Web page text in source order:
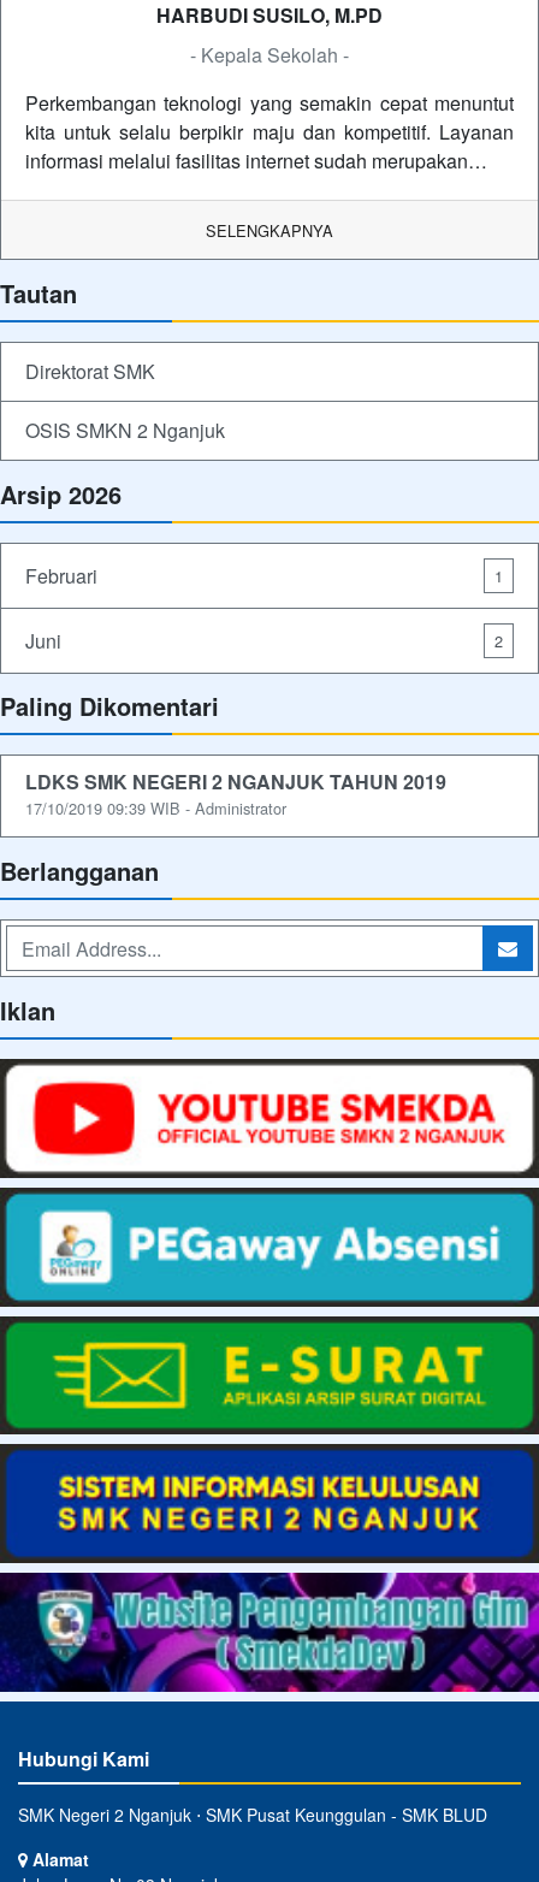
HARBUDI SUSILO, M.PD
- Kepala Sekolah -
Perkembangan teknologi yang semakin cepat menuntut
kita untuk selalu berpikir maju dan kompetitif. Layanan
informasi melalui fasilitas internet sudah merupakan…
SELENGKAPNYA
Tautan
Direktorat SMK
OSIS SMKN 2 Nganjuk
Arsip 2026
Februari 1
Juni 2
Paling Dikomentari
LDKS SMK NEGERI 2 NGANJUK TAHUN 2019
17/10/2019 09:39 WIB - Administrator
Berlangganan
Iklan
Hubungi Kami
SMK Negeri 2 Nganjuk ⋅ SMK Pusat Keunggulan - SMK BLUD
Alamat